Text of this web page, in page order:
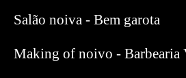
Salão noiva - Bem garota
Making of noivo - Barbearia